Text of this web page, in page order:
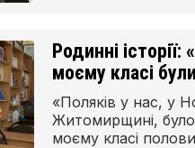
Родинні історії:
моєму класі
«Поляків у нас, у
Житомирщині,
моєму класі